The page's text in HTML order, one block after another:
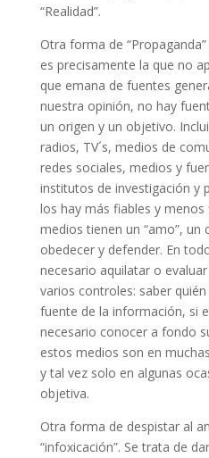
“Realidad”.
Otra forma de
es precisamente la que no
que emana de fuentes
nuestra opinión, no hay
un origen y un objetivo.
radios, TV´s, medios de
redes sociales, medios y
institutos de investigación y
los hay más fiables y
medios tienen un “amo”, un
obedecer y defender. En
necesario aquilatar o
varios controles: saber
fuente de la información, si
necesario conocer a fondo
estos medios son en
y tal vez solo en algunas
objetiva.
Otra forma de despistar al
“infoxicación”. Se trata de